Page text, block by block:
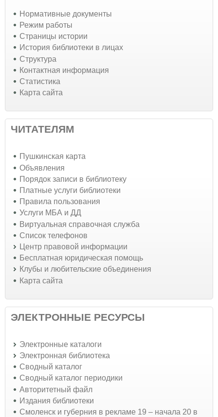
Нормативные документы
Режим работы
Страницы истории
История библиотеки в лицах
Структура
Контактная информация
Статистика
Карта сайта
ЧИТАТЕЛЯМ
Пушкинская карта
Объявления
Порядок записи в библиотеку
Платные услуги библиотеки
Правила пользования
Услуги МБА и ДД
Виртуальная справочная служба
Список телефонов
Центр правовой информации
Бесплатная юридическая помощь
Клубы и любительские объединения
Карта сайта
ЭЛЕКТРОННЫЕ РЕСУРСЫ
Электронные каталоги
Электронная библиотека
Сводный каталог
Сводный каталог периодики
Авторитетный файл
Издания библиотеки
Смоленск и губерния в рекламе 19 – начала 20 в